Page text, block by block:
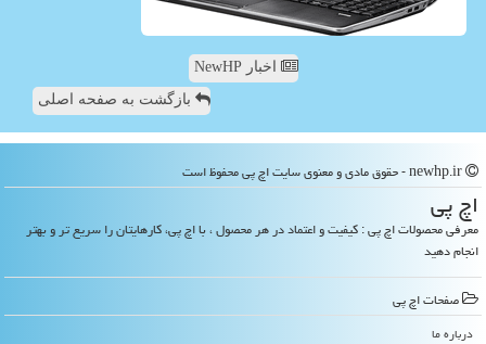
اخبار NewHP
بازگشت به صفحه اصلی
اچ پی
معرفی محصولات اچ پی : کیفیت و اعتماد در هر محصول ، با اچ پی، کارهایتان را سریع تر و بهتر
انجام دهید
صفحات اچ پی
درباره ما